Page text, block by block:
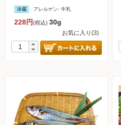
冷蔵 アレルゲン: 牛乳
228円(税込) 30g
お気に入り(3)